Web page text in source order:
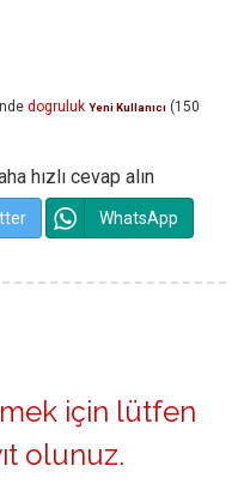
dogruluk Yeni Kullanıcı (150
hızlı cevap alın
WhatsApp
için lütfen
olunuz.